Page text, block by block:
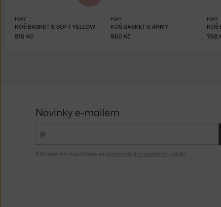
KOŠ BASKET S, SOFT YELLOW
HAY
816 Kč
KOŠ BASKET S, ARMY
HAY
960 Kč
KOŠ
HAY
768
Novinky e-mailem
Přihlášením souhlasíte se zpracováním osobních údajů